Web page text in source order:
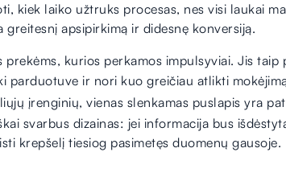
kiek laiko užtruks procesas, nes visi laukai
greitesnį apsipirkimą ir didesnę konversiją.
kurios perkamos impulsyviai. Jis taip
parduotuve ir nori kuo greičiau atlikti
įrenginių, vienas slenkamas puslapis yra
svarbus dizainas: jei informacija bus
krepšelį tiesiog pasimetęs duomenų gausoje.